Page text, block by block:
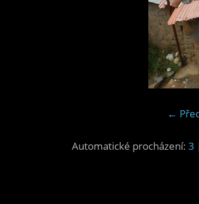
←
Automatické procházení: 3